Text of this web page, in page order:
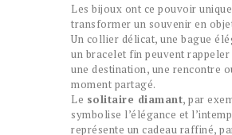
Les bijoux ont ce pouvoir
transformer un souvenir en
Un collier délicat, une bague
un bracelet fin peuvent rappeler
une destination, une rencontre
moment partagé.
Le solitaire diamant, par
symbolise l’élégance et
représente un cadeau raffiné,